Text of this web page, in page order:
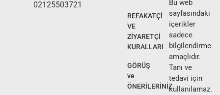
02125503721
REFAKATÇİ
VE
ZİYARETÇİ
KURALLARI
GÖRÜŞ
ve
ÖNERİLERİNİZ
Bu web
sayfasındaki
içerikler
sadece
bilgilendirme
amaçlıdır.
Tanı ve
tedavi için
kullanılamaz.